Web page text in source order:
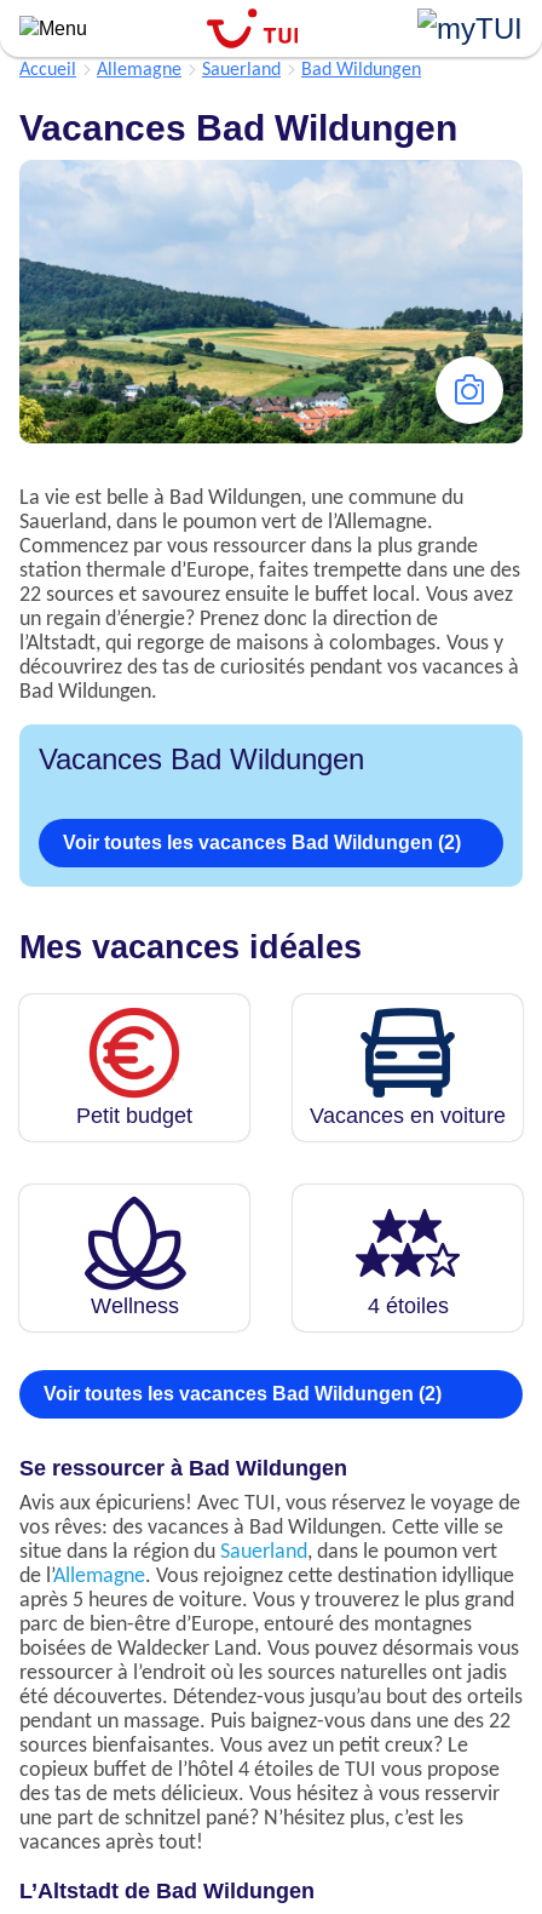
Aller
au
contenu
Accueil Allemagne Sauerland Bad Wildungen
Vacances Bad Wildungen
La vie est belle à Bad Wildungen, une commune du
Sauerland, dans le poumon vert de l’Allemagne.
Commencez par vous ressourcer dans la plus grande
station thermale d’Europe, faites trempette dans une des
22 sources et savourez ensuite le buffet local. Vous avez
un regain d’énergie? Prenez donc la direction de
l’Altstadt, qui regorge de maisons à colombages. Vous y
découvrirez des tas de curiosités pendant vos vacances à
Bad Wildungen.
Vacances Bad Wildungen
Voir toutes les vacances Bad Wildungen (2)
Mes vacances idéales
Petit budget Vacances en voiture
Wellness 4 étoiles
Voir toutes les vacances Bad Wildungen (2)
Se ressourcer à Bad Wildungen
Avis aux épicuriens! Avec TUI, vous réservez le voyage de
vos rêves: des vacances à Bad Wildungen. Cette ville se
situe dans la région du Sauerland, dans le poumon vert
de l’Allemagne. Vous rejoignez cette destination idyllique
après 5 heures de voiture. Vous y trouverez le plus grand
parc de bien-être d’Europe, entouré des montagnes
boisées de Waldecker Land. Vous pouvez désormais vous
ressourcer à l’endroit où les sources naturelles ont jadis
été découvertes. Détendez-vous jusqu’au bout des orteils
pendant un massage. Puis baignez-vous dans une des 22
sources bienfaisantes. Vous avez un petit creux? Le
copieux buffet de l’hôtel 4 étoiles de TUI vous propose
des tas de mets délicieux. Vous hésitez à vous resservir
une part de schnitzel pané? N’hésitez plus, c’est les
vacances après tout!
L’Altstadt de Bad Wildungen